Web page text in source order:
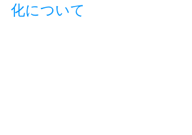
化について